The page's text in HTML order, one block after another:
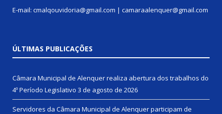
E-mail: cmalqouvidoria@gmail.com | camaraalenquer@gmail.com
ÚLTIMAS PUBLICAÇÕES
Câmara Municipal de Alenquer realiza abertura dos trabalhos do
4º Período Legislativo 3 de agosto de 2026
Servidores da Câmara Municipal de Alenquer participam de